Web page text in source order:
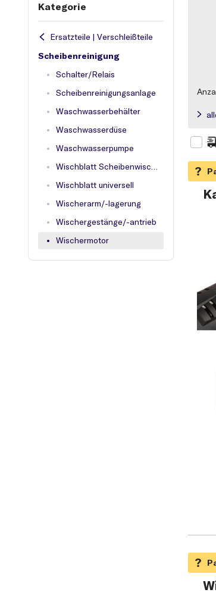
Kategorie
Ersatzteile | Verschleißteile
Scheibenreinigung
Schalter/Relais
Scheibenreinigungsanlage
Waschwasserbehälter
Waschwasserdüse
Waschwasserpumpe
Wischblatt Scheibenwischer
Wischblatt universell
Wischerarm/-lagerung
Wischergestänge/-antrieb
Wischermotor